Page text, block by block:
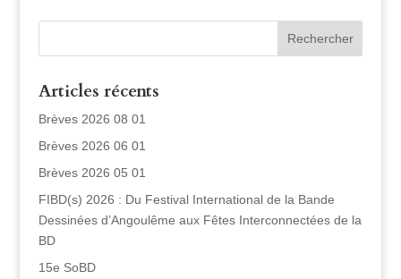
Articles récents
Brèves 2026 08 01
Brèves 2026 06 01
Brèves 2026 05 01
FIBD(s) 2026 : Du Festival International de la Bande
Dessinées d’Angoulême aux Fêtes Interconnectées de la
BD
15e SoBD